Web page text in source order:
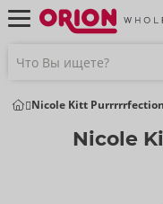
Nicole Kitt Purrrrrfection
Nicole